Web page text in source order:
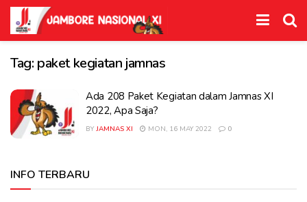
Tag: paket kegiatan jamnas
Ada 208 Paket Kegiatan dalam Jamnas XI
2022, Apa Saja?
BY JAMNAS XI MON, 16 MAY 2022 0
INFO TERBARU